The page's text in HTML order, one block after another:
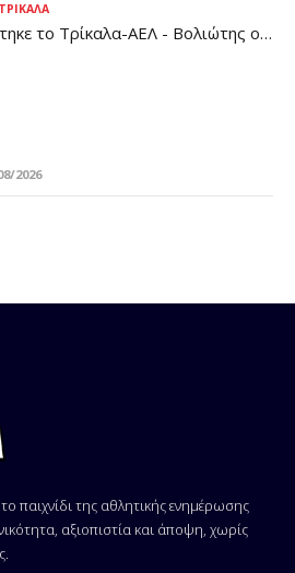
ΤΡΊΚΑΛΑ
το Τρίκαλα-ΑΕΛ - Βολιώτης ο
2026
παιχνίδι της αθλητικής ενημέρωσης
αξιοπιστία και άποψη, χωρίς